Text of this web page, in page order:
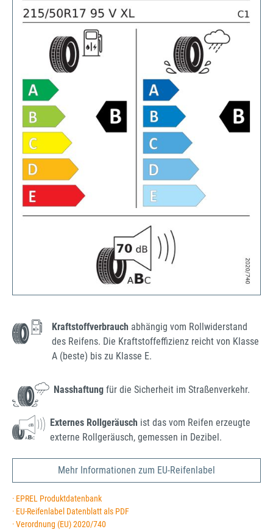
Kraftstoffverbrauch abhängig vom Rollwiderstand
des Reifens. Die Kraftstoffeffizienz reicht von Klasse
A (beste) bis zu Klasse E.
Nasshaftung für die Sicherheit im Straßenverkehr.
Externes Rollgeräusch ist das vom Reifen erzeugte
externe Rollgeräusch, gemessen in Dezibel.
Mehr Informationen zum EU-Reifenlabel
· EPREL Produktdatenbank
· EU-Reifenlabel Datenblatt als PDF
· Verordnung (EU) 2020/740